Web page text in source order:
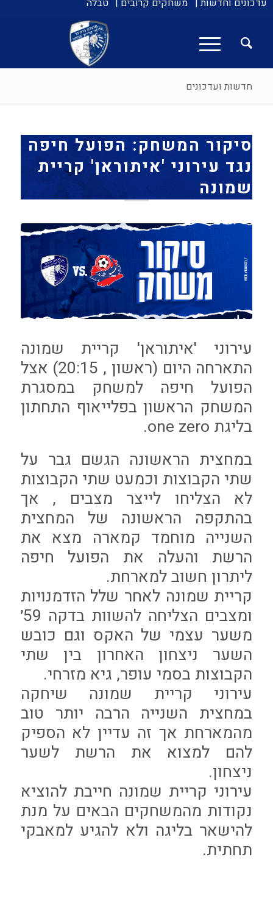
עדכונים וחדשות | משחקים קרובים | טבלה
חדשות ועדכונים
סיקור המשחק: הפועל חיפה
נגד עירוני 'איתוראן' קריית
שמונה
עירוני 'איתוראן' קריית שמונה
התארחה היום (ראשון , 20:15) אצל
הפועל חיפה למשחק במסגרת
המשחק הראשון בפלייאוף התחתון
בליגת one zero.
במחצית הראשונה הגשם גבר על
שתי הקבוצות וכמעט שתי הקבוצות
לא הצליחו לייצר מצבים , אך
בהתקפה הראשונה של המחצית
השנייה מוחמד קמארה מצא את
הרשת והעלה את הפועל חיפה
ליתרון חשוב למארחת.
קריית שמונה לאחר שלל הזדמנויות
ומצבים הצליחה להשוות בדקה 59׳
משער עצמי של האקס וגם כובש
השער ניצחון האחרון בין שתי
הקבוצות בסמי עופר, גיא מזרחי.
עירוני קריית שמונה שיחקה
במחצית השנייה הרבה יותר טוב
מהמארחת אך זה עדיין לא הספיק
להם למצוא את הרשת לשער
ניצחון.
עירוני קריית שמונה חייבת להוציא
נקודות מהמשחקים הבאים על מנת
להישאר בליגה ולא להגיע למאבקי
תחתית.